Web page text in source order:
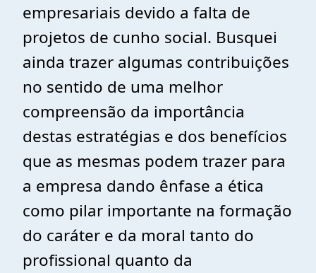
empresariais devido a falta de
projetos de cunho social. Busquei
ainda trazer algumas contribuições
no sentido de uma melhor
compreensão da importância
destas estratégias e dos benefícios
que as mesmas podem trazer para
a empresa dando ênfase a ética
como pilar importante na formação
do caráter e da moral tanto do
profissional quanto da